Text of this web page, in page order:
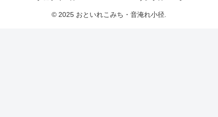
© 2025 おといれこみち・音淹れ小径.